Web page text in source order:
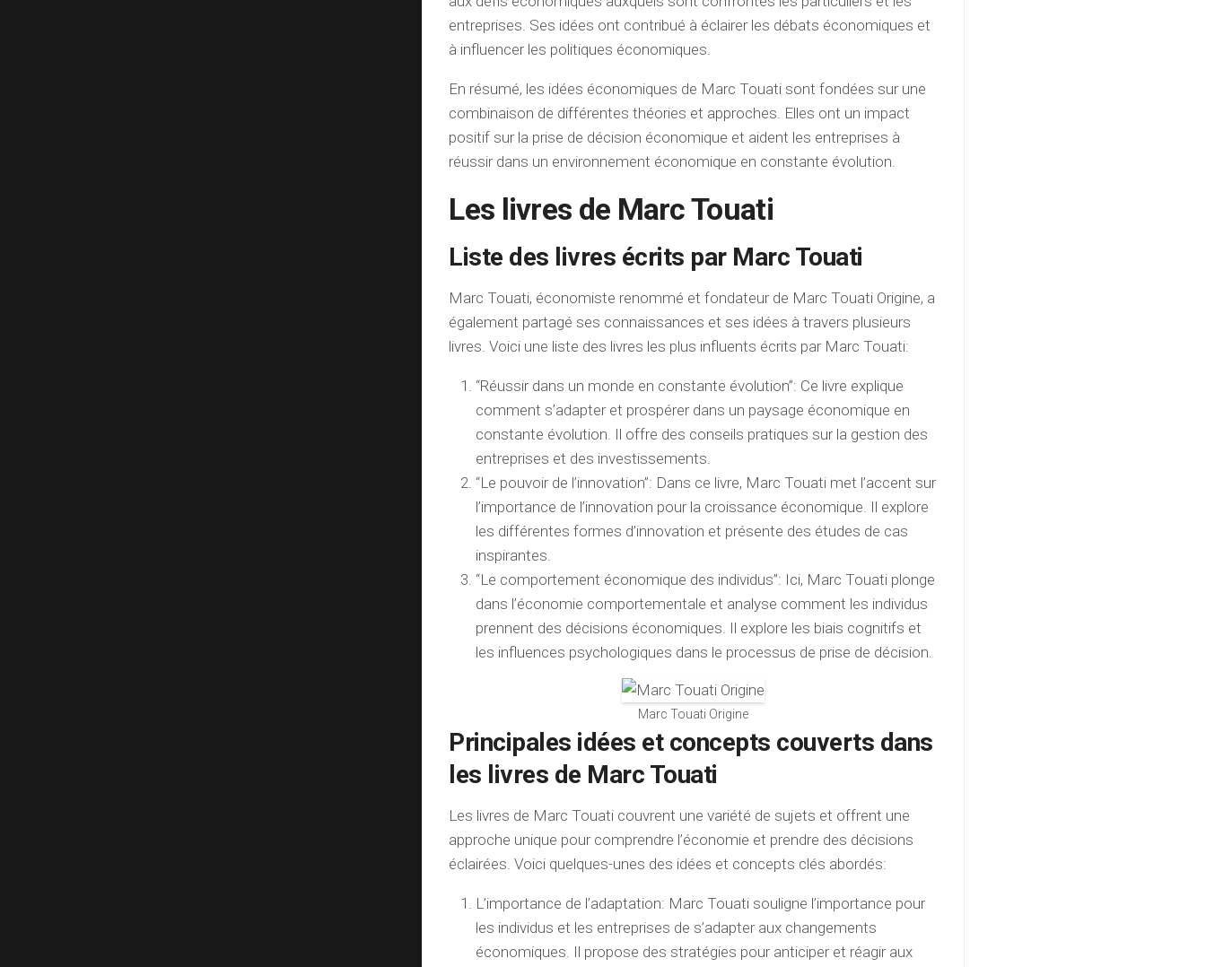
entreprises. Ses idées ont contribué à éclairer les débats économiques et
à influencer les politiques économiques.
En résumé, les idées économiques de Marc Touati sont fondées sur une
combinaison de différentes théories et approches. Elles ont un impact
positif sur la prise de décision économique et aident les entreprises à
réussir dans un environnement économique en constante évolution.
Les livres de Marc Touati
Liste des livres écrits par Marc Touati
Marc Touati, économiste renommé et fondateur de Marc Touati Origine, a
également partagé ses connaissances et ses idées à travers plusieurs
livres. Voici une liste des livres les plus influents écrits par Marc Touati:
“Réussir dans un monde en constante évolution”: Ce livre explique
comment s’adapter et prospérer dans un paysage économique en
constante évolution. Il offre des conseils pratiques sur la gestion des
entreprises et des investissements.
“Le pouvoir de l’innovation”: Dans ce livre, Marc Touati met l’accent sur
l’importance de l’innovation pour la croissance économique. Il explore
les différentes formes d’innovation et présente des études de cas
inspirantes.
“Le comportement économique des individus”: Ici, Marc Touati plonge
dans l’économie comportementale et analyse comment les individus
prennent des décisions économiques. Il explore les biais cognitifs et
les influences psychologiques dans le processus de prise de décision.
Marc Touati Origine
Principales idées et concepts couverts dans
les livres de Marc Touati
Les livres de Marc Touati couvrent une variété de sujets et offrent une
approche unique pour comprendre l’économie et prendre des décisions
éclairées. Voici quelques-unes des idées et concepts clés abordés:
L’importance de l’adaptation: Marc Touati souligne l’importance pour
les individus et les entreprises de s’adapter aux changements
économiques. Il propose des stratégies pour anticiper et réagir aux